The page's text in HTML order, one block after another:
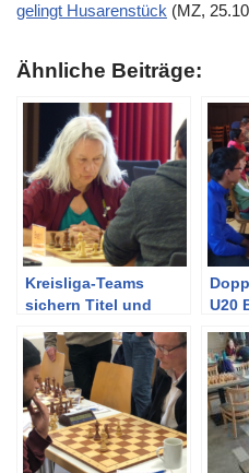
gelingt Husarenstück (MZ,
Ähnliche Beiträge:
Kreisliga-Teams
sichern Titel und
U20